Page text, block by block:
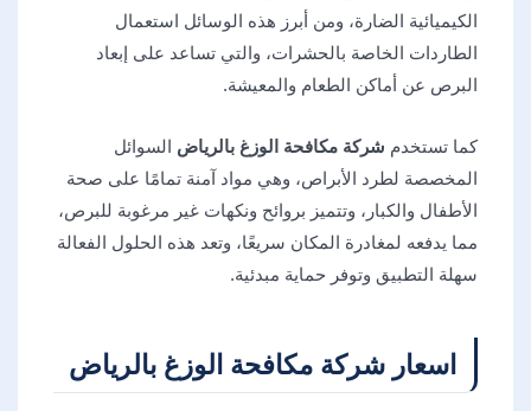
الكيميائية الضارة، ومن أبرز هذه الوسائل استعمال
الطاردات الخاصة بالحشرات، والتي تساعد على إبعاد
البرص عن أماكن الطعام والمعيشة.
كما تستخدم شركة مكافحة الوزغ بالرياض السوائل
المخصصة لطرد الأبراص، وهي مواد آمنة تمامًا على صحة
الأطفال والكبار، وتتميز بروائح ونكهات غير مرغوبة للبرص،
مما يدفعه لمغادرة المكان سريعًا، وتعد هذه الحلول الفعالة
سهلة التطبيق وتوفر حماية مبدئية.
اسعار شركة مكافحة الوزغ بالرياض